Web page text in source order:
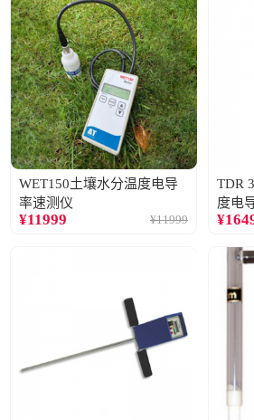
WET150土壤水分温度电导
率速测仪
¥11999 ¥11999
TDR
度电
¥